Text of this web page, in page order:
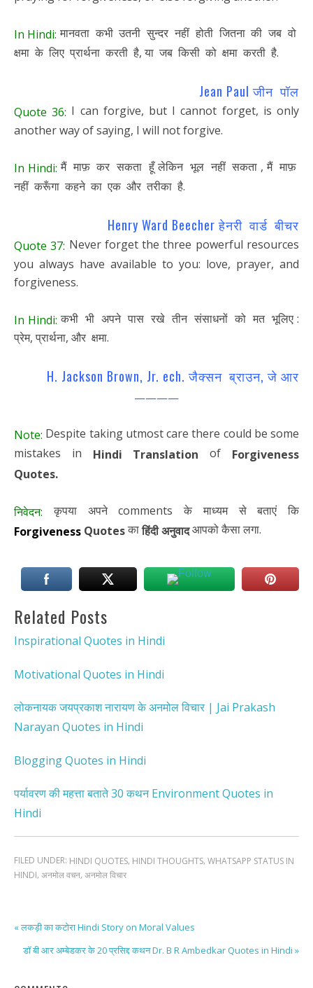
In Hindi: मानवता कभी उतनी सुन्दर नहीं होती जितना की जब वो
क्षमा के लिए प्रार्थना करती है, या जब किसी को क्षमा करती है.
Jean Paul जीन पॉल
Quote 36: I can forgive, but I cannot forget, is only
another way of saying, I will not forgive.
In Hindi: मैं माफ़ कर सकता हूँ लेकिन भूल नहीं सकता , मैं माफ़
नहीं करूँगा कहने का एक और तरीका है.
Henry Ward Beecher हेनरी वार्ड बीचर
Quote 37: Never forget the three powerful resources
you always have available to you: love, prayer, and
forgiveness.
In Hindi: कभी भी अपने पास रखे तीन संसाधनों को मत भूलिए :
प्रेम, प्रार्थना, और क्षमा.
H. Jackson Brown, Jr. ech. जैक्सन ब्राउन, जे आर
————
Note: Despite taking utmost care there could be some
mistakes in Hindi Translationof Forgiveness
Quotes.
निवेदन: कृपया अपने comments के माध्यम से बताएं कि
Forgiveness Quotesकाहिंदी अनुवादआपको कैसा लगा.
Related Posts
Inspirational Quotes in Hindi
Motivational Quotes in Hindi
लोकनायक जयप्रकाश नारायण के अनमोल विचार | Jai Prakash
Narayan Quotes in Hindi
Blogging Quotes in Hindi
पर्यावरण की महत्ता बताते 30 कथन Environment Quotes in
Hindi
FILED UNDER: HINDI QUOTES, HINDI THOUGHTS, WHATSAPP STATUS IN
HINDI, अनमोल वचन, अनमोल विचार
« लकड़ी का कटोरा Hindi Story on Moral Values
डॉ बी आर अम्बेडकर के 20 प्रसिद्द कथन Dr. B R Ambedkar Quotes in Hindi »